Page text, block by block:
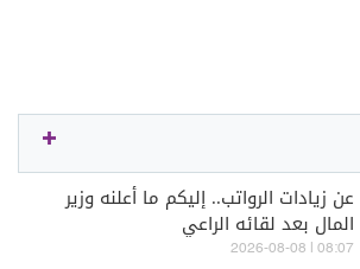
عن زيادات الرواتب.. إليكم ما أعلنه وزير
المال بعد لقائه الراعي
08:07 | 2026-08-08